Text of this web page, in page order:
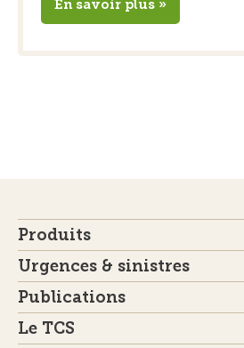
En savoir plus »
Produits
Urgences & sinistres
Publications
Le TCS